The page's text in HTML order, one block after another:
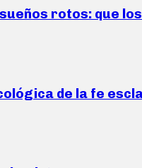
rotos: que
de la fe